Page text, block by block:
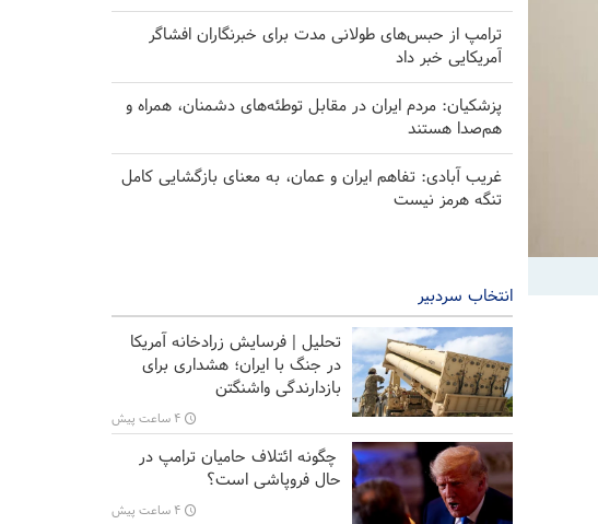
ترامپ از حبس‌های طولانی مدت برای خبرنگاران افشاگر
آمریکایی خبر داد
پزشکیان: مردم ایران در مقابل توطئه‌های دشمنان، همراه و
هم‌صدا هستند
غریب آبادی: تفاهم ایران و عمان، به معنای بازگشایی کامل
تنگه هرمز نیست
انتخاب سردبیر
تحلیل | فرسایش زرادخانه آمریکا
در جنگ با ایران؛ هشداری برای
بازدارندگی واشنگتن
۴ ساعت پیش
چگونه ائتلاف حامیان ترامپ در
حال فروپاشی است؟
۴ ساعت پیش